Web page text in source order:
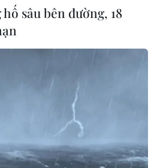
vật liệu
"hút" đầu tư
sâu bên đường, 18